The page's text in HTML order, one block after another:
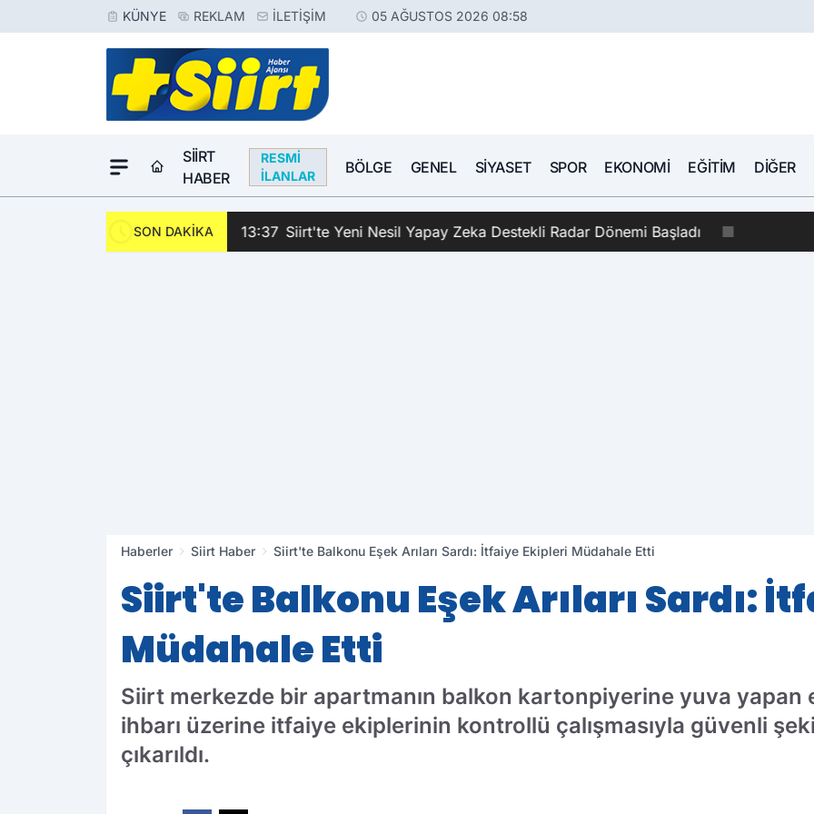
KÜNYE REKLAM İLETIŞIM 05 AĞUSTOS 2026 08:58
SIIRT
HABER
RESMI
İLANLAR
BÖLGE GENEL SIYASET SPOR EKONOMI EĞITIM DIĞER
SON DAKİKA
Barış Sağlandı 13:37 Siirt'te Yeni Nesil Yapay Zeka Destekli Radar Dönemi Başladı
Haberler Siirt Haber Siirt'te Balkonu Eşek Arıları Sardı: İtfaiye Ekipleri Müdahale Etti
Siirt'te Balkonu Eşek Arıları Sardı:
Müdahale Etti
Siirt merkezde bir apartmanın balkon kartonpiyerine yuva yapan
ihbarı üzerine itfaiye ekiplerinin kontrollü çalışmasıyla güvenli
çıkarıldı.